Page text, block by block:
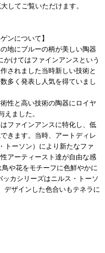
してご覧いただけます。
ンについて】
地にブルーの柄が美しい陶器
けてはファインアンスという
されました当時新しい技術と
多く発表し人気を得ていまし
性と高い技術の陶器にロイヤ
ました。
ファインアンスに特化し、低
きます。当時、アートディレ
トーソン）により新たなファ
アーティースト達が自由な感
や花をモチーフに色鮮やかに
カシリーズはニルス・トーソ
ザインした色合いもテネラに